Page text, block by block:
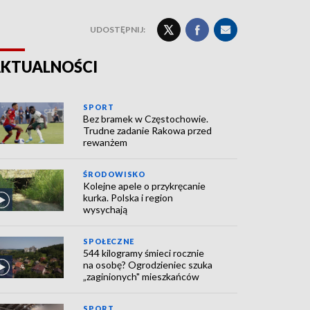
UDOSTĘPNIJ:
SPORT
Bez bramek w Częstochowie.
Trudne zadanie Rakowa przed
rewanżem
ŚRODOWISKO
Kolejne apele o przykręcanie
kurka. Polska i region
wysychają
SPOŁECZNE
544 kilogramy śmieci rocznie
na osobę? Ogrodzieniec szuka
„zaginionych" mieszkańców